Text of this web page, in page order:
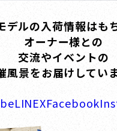
デルの入荷情報はも
オーナー様との
交流やイベントの
風景をお届けしてい
LINEXFacebook